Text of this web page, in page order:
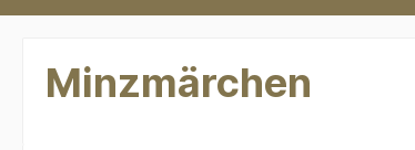
Minzmärchen